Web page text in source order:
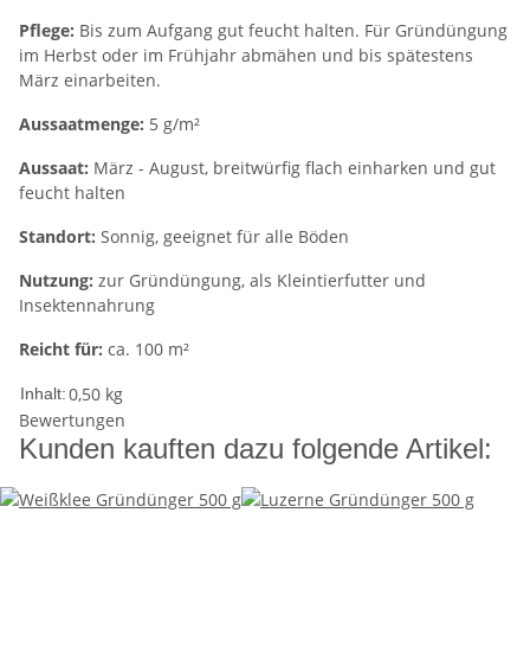
Pflege: Bis zum Aufgang gut feucht halten. Für Gründüngung
im Herbst oder im Frühjahr abmähen und bis spätestens
März einarbeiten.
Aussaatmenge: 5 g/m²
Aussaat: März - August, breitwürfig flach einharken und gut
feucht halten
Standort: Sonnig, geeignet für alle Böden
Nutzung: zur Gründüngung, als Kleintierfutter und
Insektennahrung
Reicht für: ca. 100 m²
Inhalt:0,50 kg
Bewertungen
Kunden kauften dazu folgende Artikel: